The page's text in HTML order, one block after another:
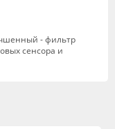
- фильтр
сенсора и